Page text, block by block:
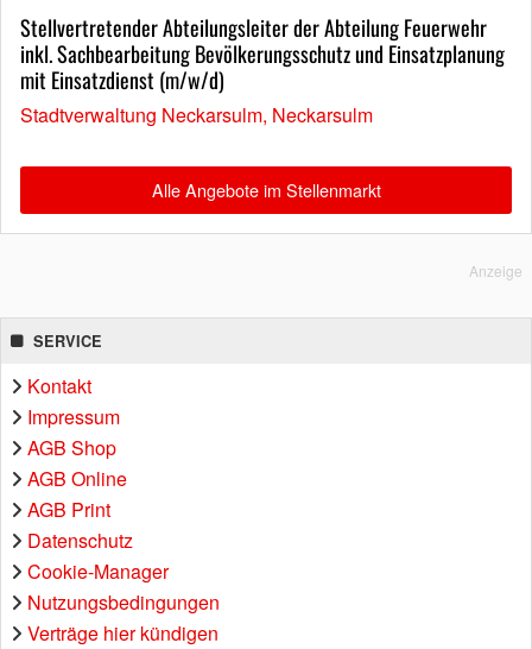
Stellvertretender Abteilungsleiter der Abteilung Feuerwehr
inkl. Sachbearbeitung Bevölkerungsschutz und Einsatzplanung
mit Einsatzdienst (m/w/d)
Stadtverwaltung Neckarsulm, Neckarsulm
Alle Angebote im Stellenmarkt
Anzeige
SERVICE
Kontakt
Impressum
AGB Shop
AGB Online
AGB Print
Datenschutz
Cookie-Manager
Nutzungsbedingungen
Verträge hier kündigen